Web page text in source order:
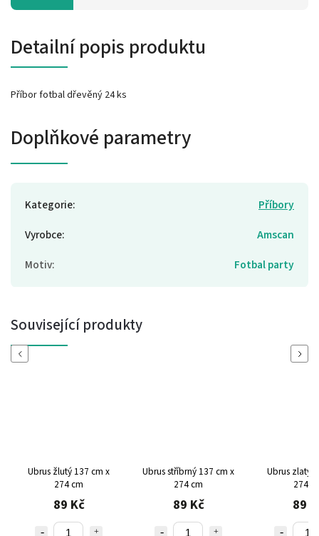
Detailní popis produktu
Příbor fotbal dřevěný 24 ks
Doplňkové parametry
Kategorie:
Příbory
Vyrobce:
Amscan
Motiv: Fotbal party
Související produkty
Previous
Ubrus žlutý 137 cm x
274 cm
89 Kč
Ubrus stříbrný 137 cm x
274 cm
89 Kč
Ubrus zlatý
274
89
Next